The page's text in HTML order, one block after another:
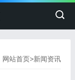
网站首页>新闻资讯